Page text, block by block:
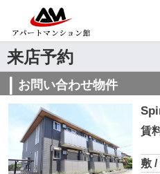
来店予約
お問い合わせ物件
賃
敷 /